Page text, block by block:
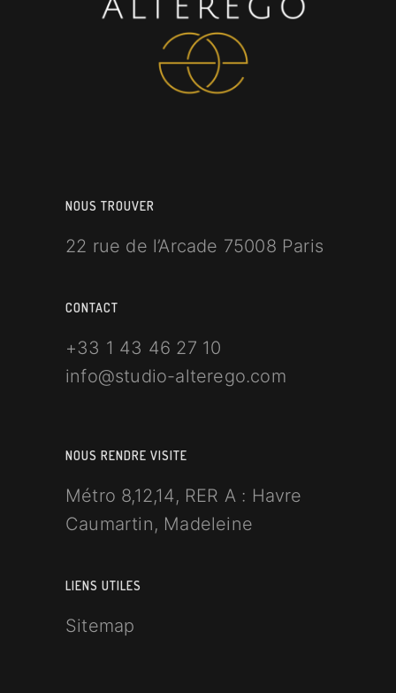
NOUS TROUVER
22 rue de l’Arcade 75008 Paris
CONTACT
+33 1 43 46 27 10
info@studio-alterego.com
NOUS RENDRE VISITE
Métro 8,12,14, RER A : Havre
Caumartin, Madeleine
LIENS UTILES
Sitemap